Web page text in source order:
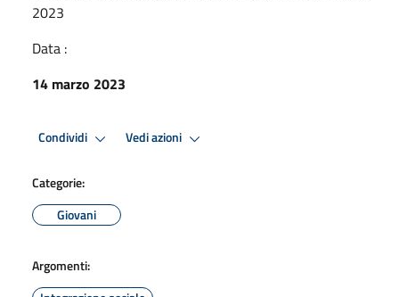
2023
Data :
14 marzo 2023
Condividi Vedi azioni
Categorie:
Giovani
Argomenti: